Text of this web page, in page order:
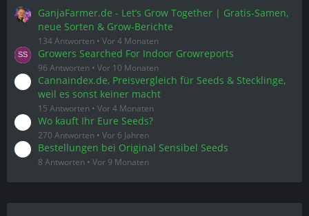
GanjaFarmer.de - Let’s Grow Together | Gratis-Samen,
neue Sorten & Grow-Berichte
134 Antworten Vor 4 Monaten
Growers Searched For Indoor Growreports
96 Antworten Vor 10 Monaten
Cannaindex.de, Preisvergleich für Seeds & Stecklinge,
weil es sonst keiner macht
15 Antworten Vor 4 Monaten
Wo kauft Ihr Eure Seeds?
270 Antworten Vor 6 Jahren
Bestellungen bei Original Sensibel Seeds
8 Antworten Vor 9 Monaten